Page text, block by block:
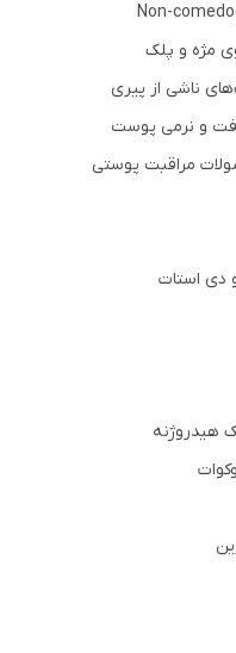
مژه و پلک
ناشی از پیری
و نرمی پوست
مراقبت پوستی
دی استات